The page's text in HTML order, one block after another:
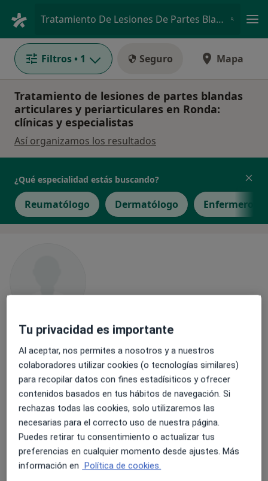
Tratamiento De Lesiones De Partes Blandas Articulares Y Periarticulares • Ronda, Málaga
Filtros • 1 Seguro Mapa
Tratamiento de lesiones de partes blandas
articulares y periarticulares en Ronda:
clínicas y especialistas
Así organizamos los resultados
¿Qué especialidad estás buscando?
Reumatólogo Dermatólogo Enfermero
Dr. Antonio Jesús Pascual Vergara
Reumatólogo ·Ver más
Dirección 1 Dirección 2
Avda. Andalucía, 16, Ronda •Mapa
Médicosderonda
Tratamiento de lesiones de partes blandas articulares y periarticularesPrecio sin especificar
Tu privacidad es importante
Al aceptar, nos permites a nosotros y a nuestros
colaboradores utilizar cookies (o tecnologías similares)
para recopilar datos con fines estadísiticos y ofrecer
contenidos basados en tus hábitos de navegación. Si
rechazas todas las cookies, solo utilizaremos las
necesarias para el correcto uso de nuestra página.
Puedes retirar tu consentimiento o actualizar tus
preferencias en cualquier momento desde ajustes. Más
información en Política de cookies.